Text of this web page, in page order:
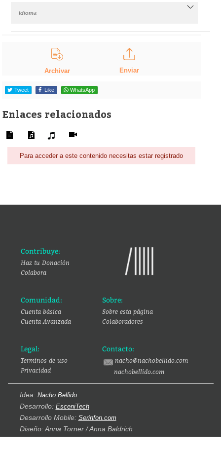
Idioma
Archivar Enviar
Tweet Like WhatsApp
Enlaces relacionados
Para acceder a este contenido necesitas estar registrado
Contribuye:
Haz tu Donación
Colabora
Comunidad:
Cuenta básica
Cuenta Avanzada
Sobre:
Sobre esta página
Colaboradores
Legal:
Terminos de uso
Privacidad
Contacto:
nacho@nachobellido.com
nachobellido.com
Idea: Nacho Bellido
Desarrollo: EsceniTech
Desarrollo Mobile: Serinfon.com
Diseño: Anna Torner / Anna Baldrich